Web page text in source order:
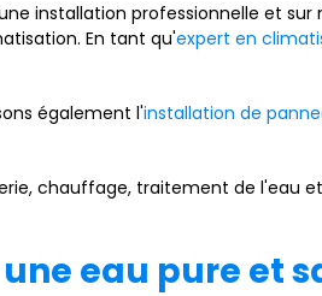
installation professionnelle et
En tant qu'expert en
également l'installation de
chauffage, traitement de l'eau
eau pure et